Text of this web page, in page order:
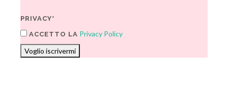
PRIVACY*
ACCETTO LA Privacy Policy
Voglio iscrivermi